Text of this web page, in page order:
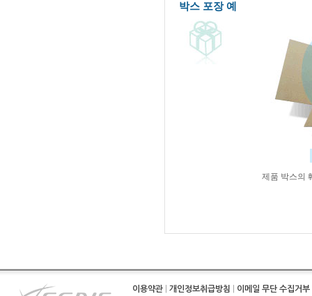
박스 포장 예
제품 박스의
이용약관 개인정보취급방침 이메일 무단 수집거부